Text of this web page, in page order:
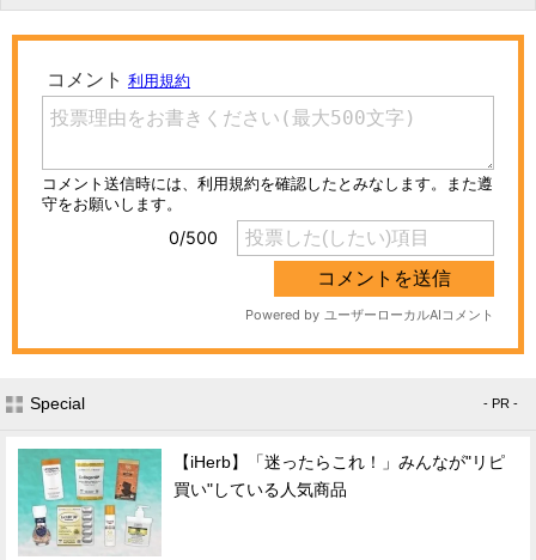
Special - PR -
【iHerb】「迷ったらこれ！」みんなが"リピ
買い"している人気商品